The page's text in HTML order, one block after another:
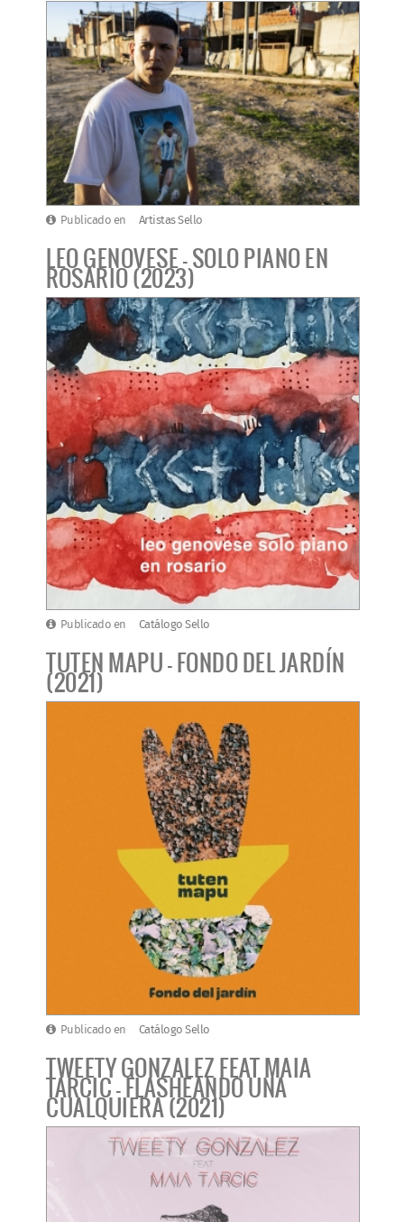
Publicado en Artistas Sello
LEO GENOVESE - SOLO PIANO EN
ROSARIO (2023)
Publicado en Catálogo Sello
TUTEN MAPU - FONDO DEL JARDÍN
(2021)
Publicado en Catálogo Sello
TWEETY GONZALEZ FEAT MAIA
TARCIC - FLASHEANDO UNA
CUALQUIERA (2021)